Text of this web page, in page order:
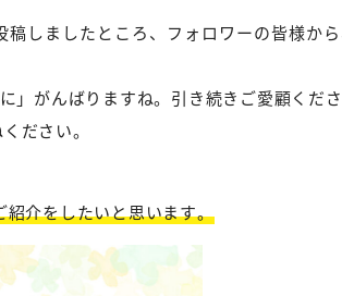
しましたところ、フォロワーの皆様か
」がんばりますね。引き続きご愛顧くだ
ださい。
介をしたいと思います。